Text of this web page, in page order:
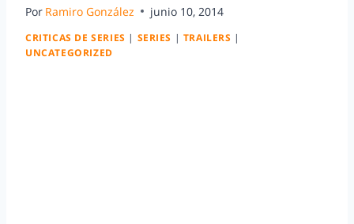
Por Ramiro González junio 10, 2014
CRITICAS DE SERIES | SERIES | TRAILERS |
UNCATEGORIZED